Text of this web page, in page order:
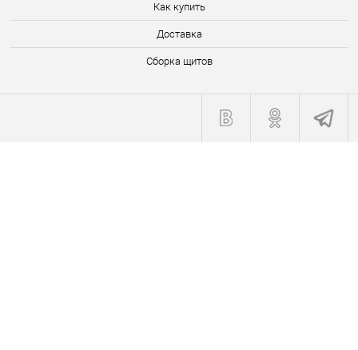
Как купить
Доставка
Сборка щитов